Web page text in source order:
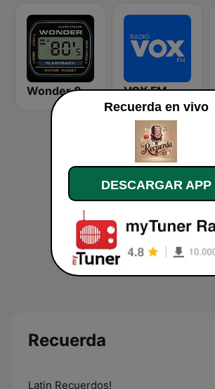
Wonder 80's VOX FM
Recuerda
Latin Recuerdos!
Recuerda en vivo
DESCARGAR APP